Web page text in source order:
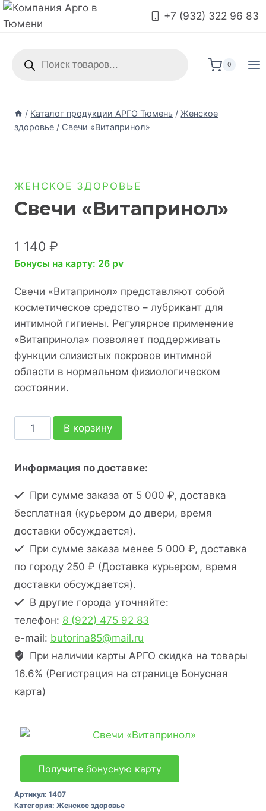
+7 (932) 322 96 83
0
/ Каталог продукции АРГО Тюмень / Женское
здоровье / Свечи «Витапринол»
ЖЕНСКОЕ ЗДОРОВЬЕ
Свечи «Витапринол»
1 140 ₽
Бонусы на карту: 26 pv
Свечи «Витапринол» представляют собой
косметическое средство – лубрикант для
интимной гигиены. Регулярное применение
«Витапринола» позволяет поддерживать
функции слизистых покровов интимной
области в нормальном физиологическом
состоянии.
В корзину
Информация по доставке:
При сумме заказа от 5 000 ₽, доставка
бесплатная (курьером до двери, время
доставки обсуждается).
При сумме заказа менее 5 000 ₽, доставка
по городу 250 ₽ (Доставка курьером, время
доставки обсуждается).
В другие города уточняйте:
телефон: 8 (922) 475 92 83
e-mail: butorina85@mail.ru
При наличии карты АРГО скидка на товары
16.6% (Регистрация на странице Бонусная
карта)
Получите бонусную карту
Артикул: 1407
Категория: Женское здоровье